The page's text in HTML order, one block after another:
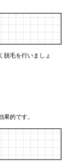
脱毛を行いましょ
的です。